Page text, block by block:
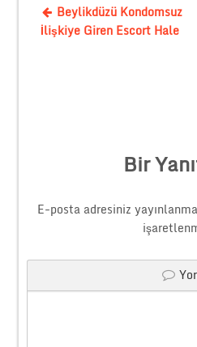
Beylikdüzü Kondomsuz
İlişkiye Giren Escort Hale
Bir
E-posta adresiniz